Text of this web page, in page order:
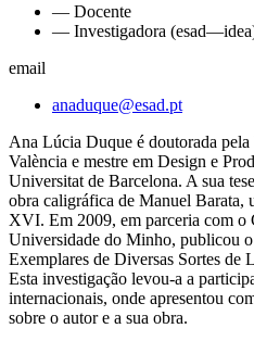
— Docente
— Investigadora
email
anaduque@esad.pt
Ana Lúcia Duque é doutorada
València e mestre em Design e
Universitat de Barcelona. A sua
obra caligráfica de Manuel Barata,
XVI. Em 2009, em parceria com o
Universidade do Minho, publicou
Exemplares de Diversas Sortes de
Esta investigação levou-a a
internacionais, onde apresentou
sobre o autor e a sua obra.